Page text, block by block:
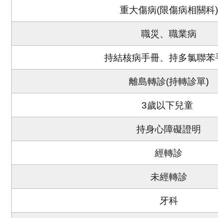
重大傷病(限傷病相關科)
職災、職業病
持結核病手冊、持多氯聯苯
離島轉診(持轉診單)
3歲以下兒童
持身心障礙證明
經轉診
未經轉診
牙科